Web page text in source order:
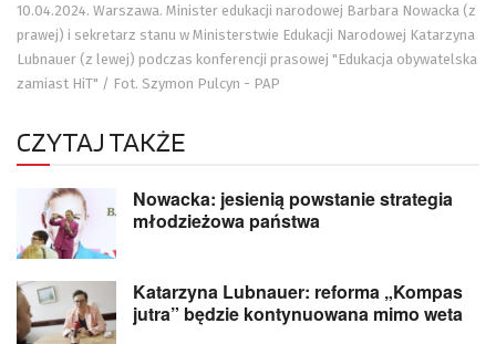
10.04.2024. Warszawa. Minister edukacji narodowej Barbara Nowacka (z
prawej) i sekretarz stanu w Ministerstwie Edukacji Narodowej Katarzyna
Lubnauer (z lewej) podczas konferencji prasowej "Edukacja obywatelska
zamiast HiT" / Fot. Szymon Pulcyn - PAP
CZYTAJ TAKŻE
Nowacka: jesienią powstanie strategia
młodzieżowa państwa
Katarzyna Lubnauer: reforma „Kompas
jutra” będzie kontynuowana mimo weta